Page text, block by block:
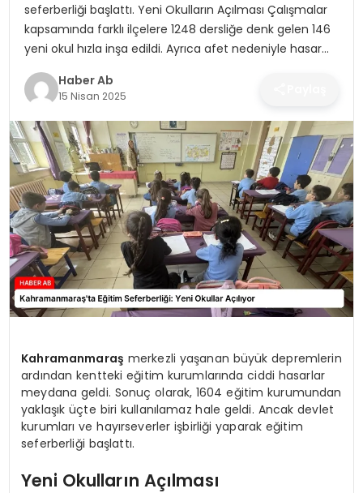
MAGAZIN
seferberliği başlattı. Yeni Okulların Açılması Çalışmalar
kapsamında farklı ilçelere 1248 dersliğe denk gelen 146
yeni okul hızla inşa edildi. Ayrıca afet nedeniyle hasar…
Haber Ab
15 Nisan 2025
Kahramanmaraş merkezli yaşanan büyük depremlerin
ardından kentteki eğitim kurumlarında ciddi hasarlar
meydana geldi. Sonuç olarak, 1604 eğitim kurumundan
yaklaşık üçte biri kullanılamaz hale geldi. Ancak devlet
kurumları ve hayırseverler işbirliği yaparak eğitim
seferberliği başlattı.
Yeni Okulların Açılması